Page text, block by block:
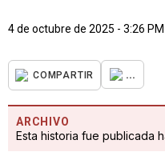
4 de octubre de 2025 - 3:26 PM
COMPARTIR ...
ARCHIVO
Esta historia fue publicada